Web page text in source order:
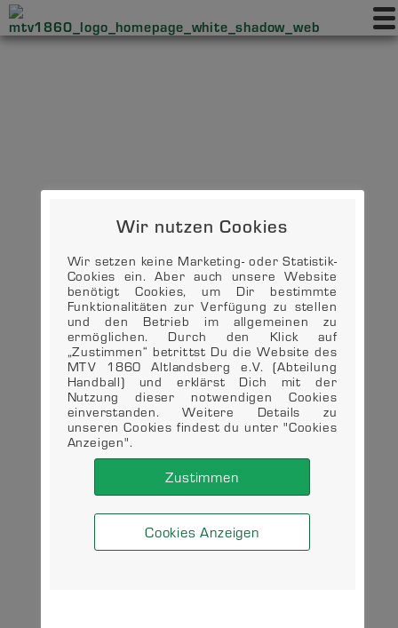
Wir nutzen Cookies
Wir setzen keine Marketing- oder Statistik-
Cookies ein. Aber auch unsere Website
benötigt Cookies, um Dir bestimmte
Funktionalitäten zur Verfügung zu stellen
und den Betrieb im allgemeinen zu
ermöglichen. Durch den Klick auf
„Zustimmen“ betrittst Du die Website des
MTV 1860 Altlandsberg e.V. (Abteilung
Handball) und erklärst Dich mit der
Nutzung dieser notwendigen Cookies
einverstanden. Weitere Details zu
unseren Cookies findest du unter "Cookies
Anzeigen".
Cookies Anzeigen
Zustimmen